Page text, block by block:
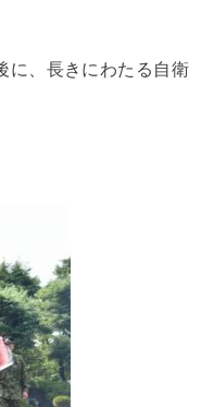
、長きにわたる自衛